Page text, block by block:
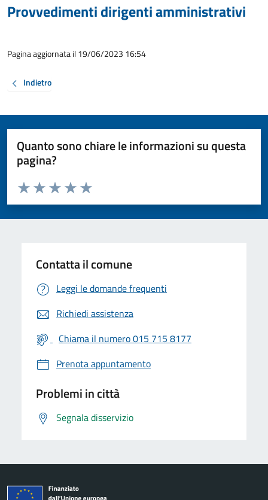
Provvedimenti dirigenti amministrativi
Pagina aggiornata il 19/06/2023 16:54
Indietro
Quanto sono chiare le informazioni su questa
pagina?
Valuta da 1 a 5 stelle la pagina
Valuta 5 stelle su 5
Valuta 4 stelle su 5
Valuta 3 stelle su 5
Valuta 2 stelle su 5
Valuta 1 stelle su 5
Contatta il comune
Leggi le domande frequenti
Richiedi assistenza
Chiama il numero 015 715 8177
Prenota appuntamento
Problemi in città
Segnala disservizio